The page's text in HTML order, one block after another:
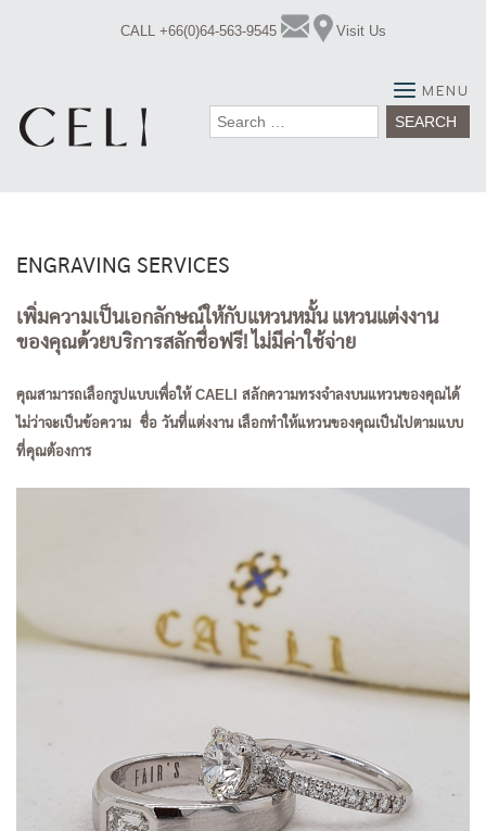
CALL +66(0)64-563-9545 Visit Us
Search
MENU
ENGRAVING SERVICES
เพิ่มความเป็นเอกลักษณ์ให้กับแหวนหมั้น แหวนแต่งงาน
ของคุณด้วยบริการสลักชื่อฟรี! ไม่มีค่าใช้จ่าย
คุณสามารถเลือกรูปแบบเพื่อให้ CAELI สลักความทรงจำลงบนแหวนของคุณได้
ไม่ว่าจะเป็นข้อความ ชื่อ วันที่แต่งงาน เลือกทำให้แหวนของคุณเป็นไปตามแบบ
ที่คุณต้องการ